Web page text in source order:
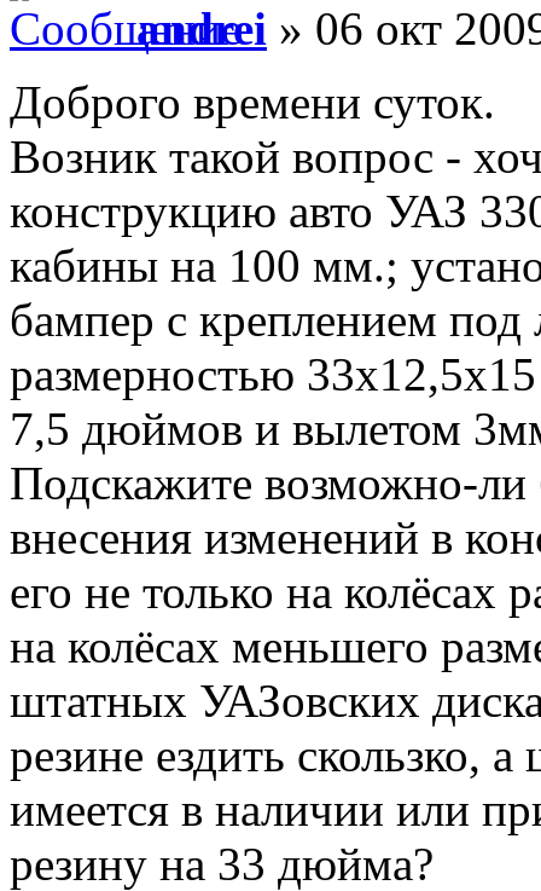
andrei » 06 окт
Доброго времени суток.
Возник такой вопрос -
конструкцию авто УАЗ
кабины на 100 мм.;
бампер с креплением под
размерностью
7,5 дюймов и вылетом
Подскажите возможно-ли
внесения изменений в
его не только на
на колёсах меньшего
штатных УАЗовских
резине ездить скользко,
имеется в наличии или
резину на 33 дюйма?